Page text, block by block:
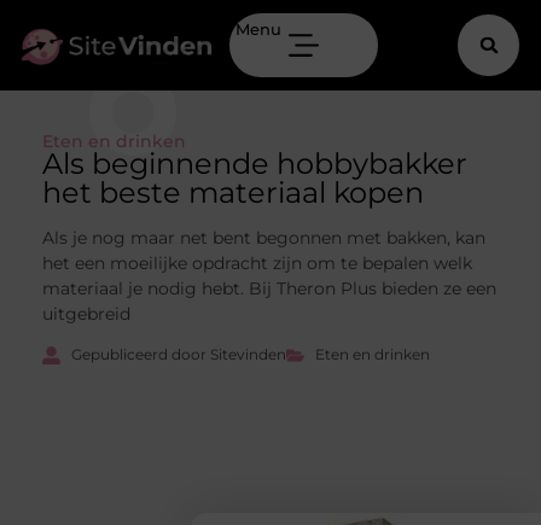
Menu
Eten en drinken
Als beginnende hobbybakker
het beste materiaal kopen
Als je nog maar net bent begonnen met bakken, kan
het een moeilijke opdracht zijn om te bepalen welk
materiaal je nodig hebt. Bij Theron Plus bieden ze een
uitgebreid
Gepubliceerd door Sitevinden Eten en drinken